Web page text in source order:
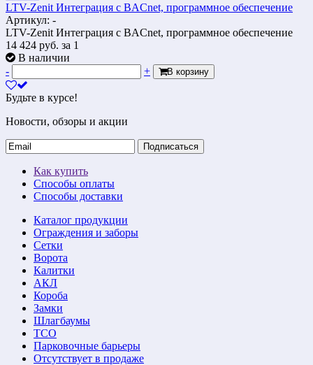
LTV-Zenit Интеграция с BACnet, программное обеспечение
Артикул: -
LTV-Zenit Интеграция с BACnet, программное обеспечение
14 424 руб. за 1
В наличии
-
+ В корзину
Будьте в курсе!
Новости, обзоры и акции
Подписаться
Как купить
Способы оплаты
Способы доставки
Каталог продукции
Ограждения и заборы
Сетки
Ворота
Калитки
АКЛ
Короба
Замки
Шлагбаумы
ТСО
Парковочные барьеры
Отсутствует в продаже